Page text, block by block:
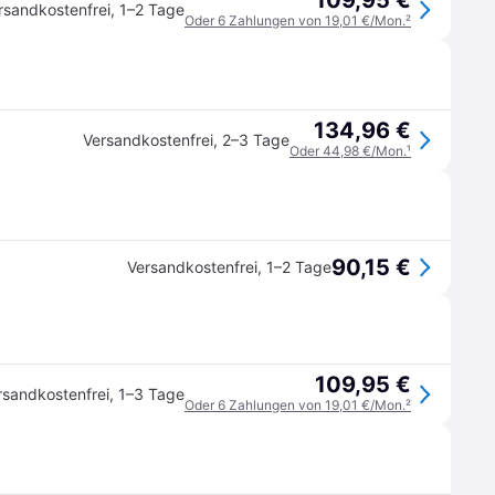
, 1–2 Tage
Oder 6 Zahlungen von 19,01 €/Mon.²
Versandkostenfrei, 2–3 Tage 134,96 €
Oder 44,98 €/Mon.¹
Versandkostenfrei, 1–2 Tage90,15 €
, 1–3 Tage 109,95 €
Oder 6 Zahlungen von 19,01 €/Mon.²